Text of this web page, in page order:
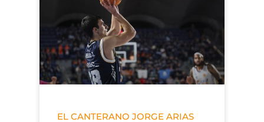
EL CANTERANO JORGE ARIAS